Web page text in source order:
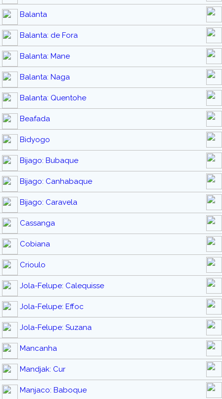
Balanta
Balanta: de Fora
Balanta: Mane
Balanta: Naga
Balanta: Quentohe
Beafada
Bidyogo
Bijago: Bubaque
Bijago: Canhabaque
Bijago: Caravela
Cassanga
Cobiana
Crioulo
Jola-Felupe: Calequisse
Jola-Felupe: Effoc
Jola-Felupe: Suzana
Mancanha
Mandjak: Cur
Manjaco: Baboque